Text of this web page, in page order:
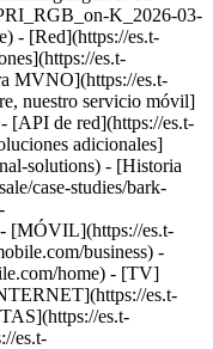
K_2026-03-
- [Red](https://es.t-
es.t-
MVNO](https://es.t-
nuestro servicio móvil]
[API de red](https://es.t-
adicionales]
solutions) - [Historia
case-studies/bark-
- [MÓVIL](https://es.t-
business) -
home) - [TV]
es.t-
es.t-
*"Bark es único porque invirtió el paradigma. Fueron ellos quienes propusieron: "Quiero que el mismo número de teléfono que tengo en el reloj se transfiera al smartphone". Teníamos que hacer que eso fuera posible para ellos".* De Anshul Raiza da, ingeniero sénior de soluciones, T-Mobile La colaboración técnica entre Bark y T-Mobile demuestra cómo una infraestructura adecuada puede ayudar a hacer realidad una visión basada en una misión. Juntos, crearon una solución que protege a millones de niños, al tiempo que redefinen lo que puede lograr una alianza empresarial estratégica. Al combinar el liderazgo de Bark en materia de seguridad infantil en línea con la plataforma MVNO flexible de T-Mobile, su red 5G de cobertura nacional y su experiencia en ingeniería, esta colaboración ha dado lugar a un potente modelo de innovación conectada. Juntos, Bark y T-Mobile han demostrado que la tecnología inalámbrica puede hacer mucho más que conectar dispositivos: puede ayudar a proteger a las familias y tener un impacto significativo a gran escala. Para las marcas que quieran lanzar un MVNO o crear experiencias de telefonía móvil a medida, T-Mobile Mayorista y Roaming ofrece la tecnología, el soporte y la escalabilidad necesarios para hacer realidad ideas innovadoras. Aspectos destacados. ![La pantalla del teléfono muestra una app de monitoreo con un haz circular de color magenta.](https://es.t-mobile.com/sdscene7/is/image/Tmusprod/fg-bark-phone-interface:4x3?ts=1779986565841&dpr=on) ## Más allá del acceso a la red. [Más allá del acceso a la red.](https://es.t-mobile.com) Más allá del acceso a la red. T-Mobile no solo proporcionó acceso a la red: su apoyo en forma de asesoramiento ayudó a resolver retos específicos, lo que permitió a Bark ampliar su solución de seguridad a todo el país y cumplir su compromiso fundamental. ## Más allá del acceso a la red. ![Una persona está usando un smartphone junto a una laptop, con íconos de conexión sobre el smartphone.](https://es.t-mobile.com/sdscene7/is/image/Tmusprod/bark-connectivity-icons-lifestyle:4x3?ts=1779986607628&dpr=on) ## Una plataforma MVNO flexible como factor diferenciador. [Una plataforma MVNO flexible como factor diferenciador.](https://es.t-mobile.com) Una plataforma MVNO flexible como factor diferenciador. La plataforma MVNO flexible y escalable de T-Mobile permitió a Bark lan